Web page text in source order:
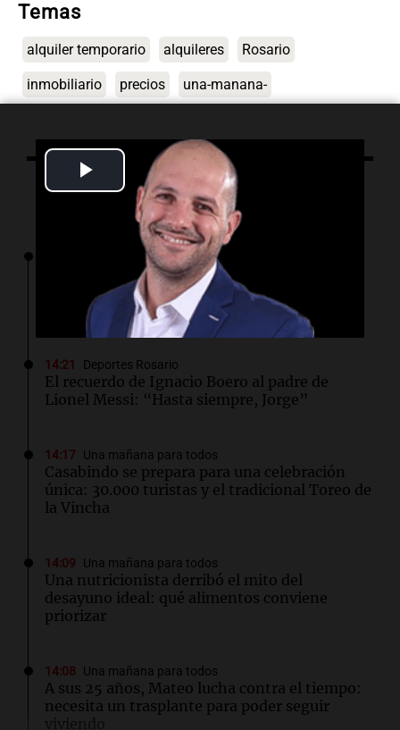
Play
Video
Temas
alquiler temporario alquileres Rosario
inmobiliario precios una-manana-
Lo último
Una mañana para todos
Voluntarios limpiaron 9.000 metros del río
Suquía y retiraron hasta 800 kilos de basura
por jornada
14:21 Deportes Rosario
El recuerdo de Ignacio Boero al padre de
Lionel Messi: “Hasta siempre, Jorge”
14:17 Una mañana para todos
Casabindo se prepara para una celebración
única: 30.000 turistas y el tradicional Toreo de
la Vincha
14:09 Una mañana para todos
Una nutricionista derribó el mito del
desayuno ideal: qué alimentos conviene
priorizar
14:08 Una mañana para todos
A sus 25 años, Mateo lucha contra el tiempo:
necesita un trasplante para poder seguir